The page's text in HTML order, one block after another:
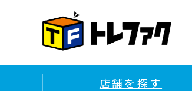
店舗を探す